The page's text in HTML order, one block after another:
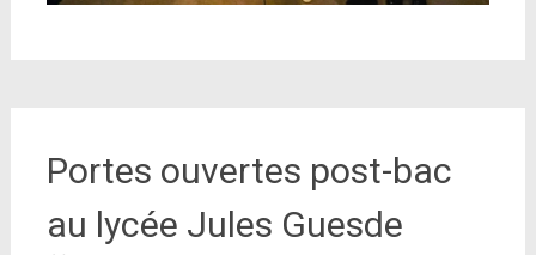
Portes ouvertes post-bac
au lycée Jules Guesde